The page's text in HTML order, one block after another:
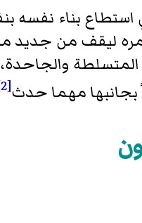
بناء نفسه
ليقف من جديد
بجانبها مهما حدث[2]